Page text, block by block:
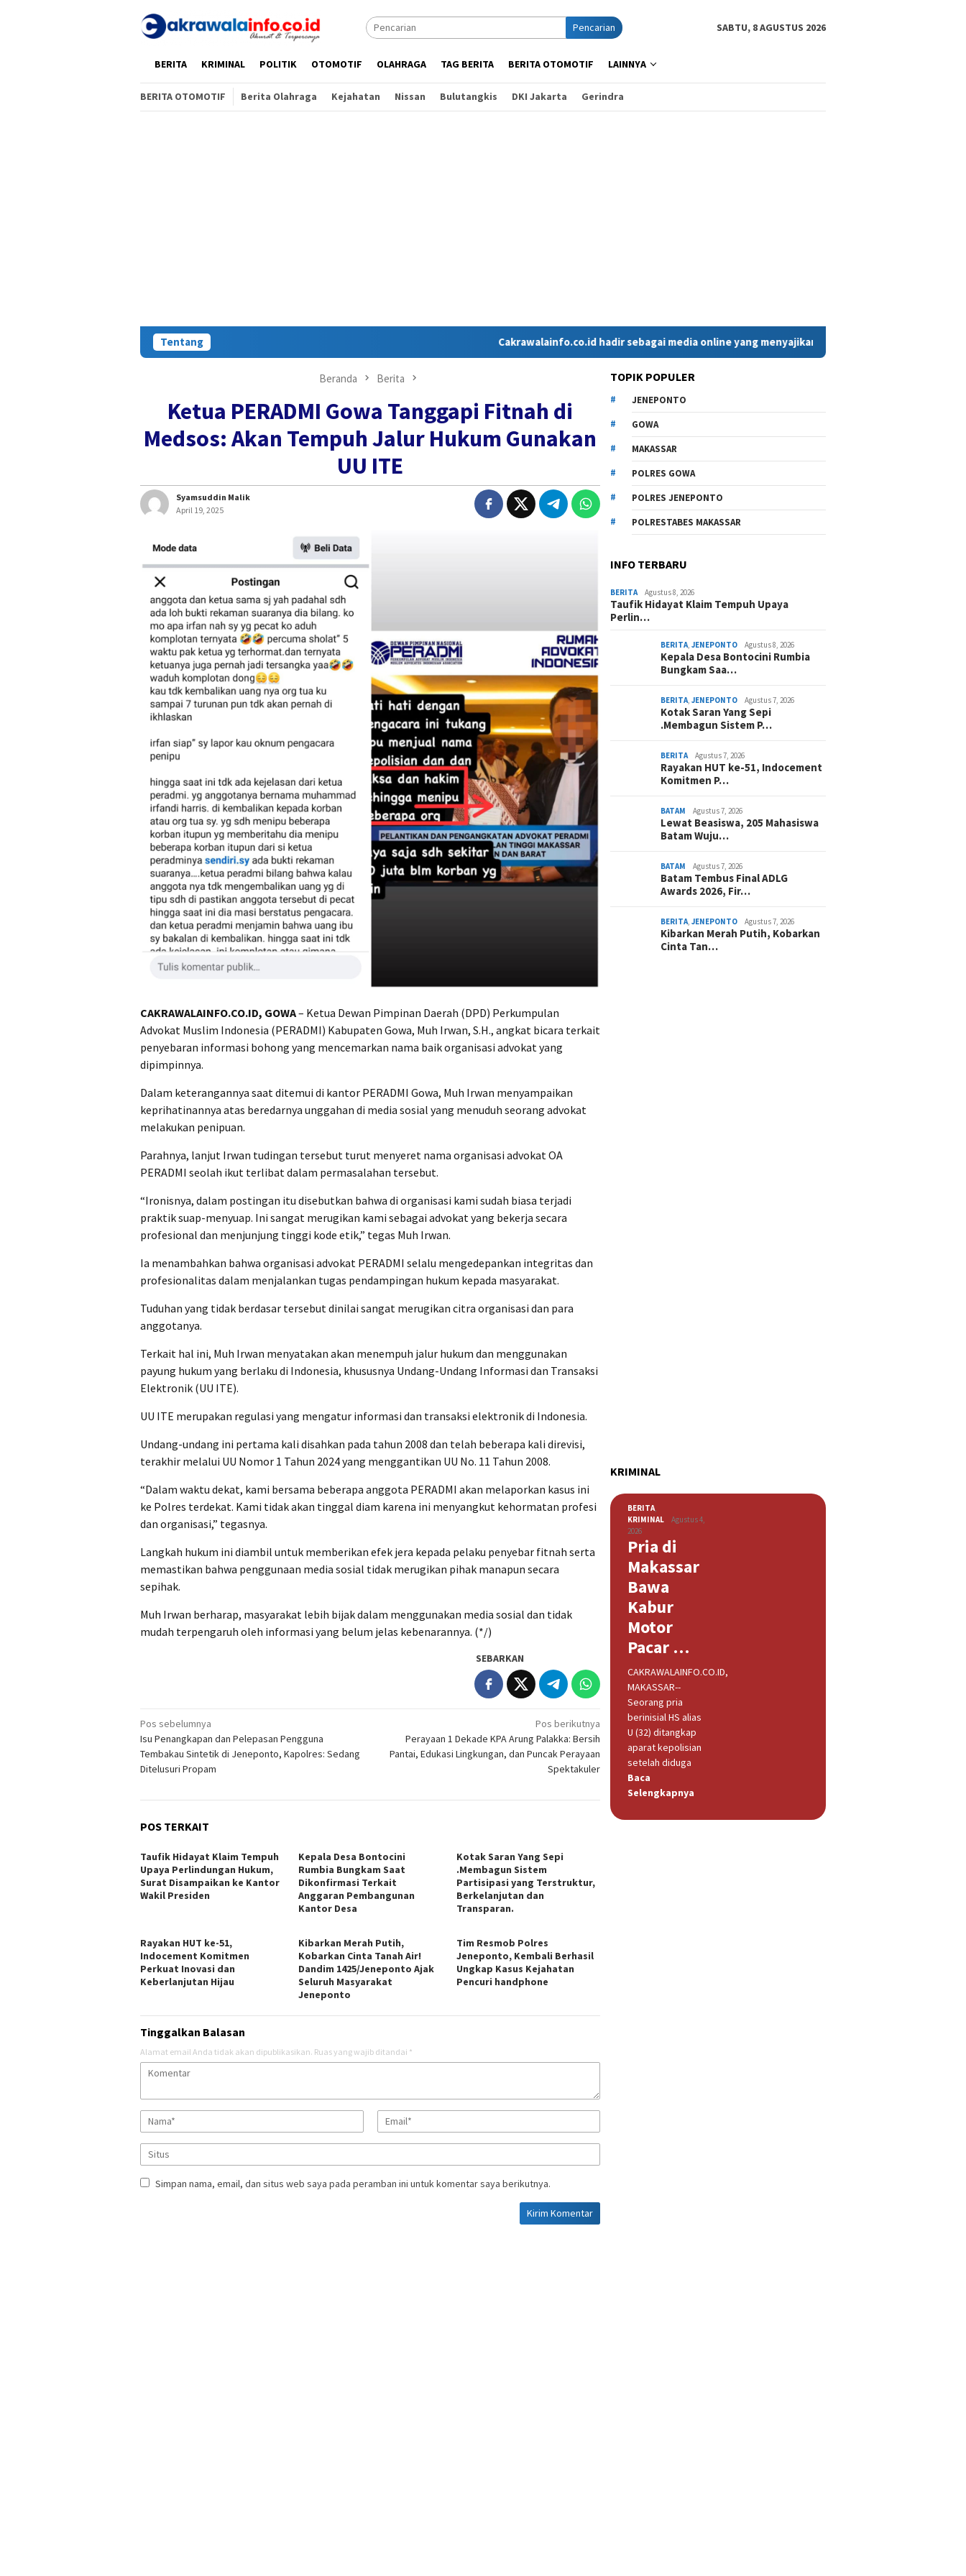
Pencarian SABTU, 8 AGUSTUS 2026
HOMEBERITA KRIMINAL POLITIK OTOMOTIF OLAHRAGA TAG BERITA BERITA OTOMOTIF LAINNYA
BERITA OTOMOTIF Berita Olahraga Kejahatan Nissan Bulutangkis DKI Jakarta Gerindra
Tentang Cakrawalainfo.co.id hadir sebagai media online yang menyajikan berita cepat, faktual, dan
Beranda Berita
Ketua PERADMI Gowa Tanggapi Fitnah di
Medsos: Akan Tempuh Jalur Hukum Gunakan
UU ITE
Syamsuddin Malik
April 19, 2025
CAKRAWALAINFO.CO.ID, GOWA– Ketua Dewan Pimpinan Daerah (DPD) Perkumpulan
Advokat Muslim Indonesia (PERADMI) Kabupaten Gowa, Muh Irwan, S.H., angkat bicara terkait
penyebaran informasi bohong yang mencemarkan nama baik organisasi advokat yang
dipimpinnya.
Dalam keterangannya saat ditemui di kantor PERADMI Gowa, Muh Irwan menyampaikan
keprihatinannya atas beredarnya unggahan di media sosial yang menuduh seorang advokat
melakukan penipuan.
Parahnya, lanjut Irwan tudingan tersebut turut menyeret nama organisasi advokat OA
PERADMI seolah ikut terlibat dalam permasalahan tersebut.
“Ironisnya, dalam postingan itu disebutkan bahwa di organisasi kami sudah biasa terjadi
praktik suap-menyuap. Ini sangat merugikan kami sebagai advokat yang bekerja secara
profesional dan menjunjung tinggi kode etik,” tegas Muh Irwan.
Ia menambahkan bahwa organisasi advokat PERADMI selalu mengedepankan integritas dan
profesionalitas dalam menjalankan tugas pendampingan hukum kepada masyarakat.
Tuduhan yang tidak berdasar tersebut dinilai sangat merugikan citra organisasi dan para
anggotanya.
Terkait hal ini, Muh Irwan menyatakan akan menempuh jalur hukum dan menggunakan
payung hukum yang berlaku di Indonesia, khususnya Undang-Undang Informasi dan Transaksi
Elektronik (UU ITE).
UU ITE merupakan regulasi yang mengatur informasi dan transaksi elektronik di Indonesia.
Undang-undang ini pertama kali disahkan pada tahun 2008 dan telah beberapa kali direvisi,
terakhir melalui UU Nomor 1 Tahun 2024 yang menggantikan UU No. 11 Tahun 2008.
“Dalam waktu dekat, kami bersama beberapa anggota PERADMI akan melaporkan kasus ini
ke Polres terdekat. Kami tidak akan tinggal diam karena ini menyangkut kehormatan profesi
dan organisasi,” tegasnya.
Langkah hukum ini diambil untuk memberikan efek jera kepada pelaku penyebar fitnah serta
memastikan bahwa penggunaan media sosial tidak merugikan pihak manapun secara
sepihak.
Muh Irwan berharap, masyarakat lebih bijak dalam menggunakan media sosial dan tidak
mudah terpengaruh oleh informasi yang belum jelas kebenarannya. (*/)
SEBARKAN
Navigasi
pos
Pos sebelumnya
Isu Penangkapan dan Pelepasan Pengguna
Tembakau Sintetik di Jeneponto, Kapolres: Sedang
Ditelusuri Propam
Pos berikutnya
Perayaan 1 Dekade KPA Arung Palakka: Bersih
Pantai, Edukasi Lingkungan, dan Puncak Perayaan
Spektakuler
POS TERKAIT
Taufik Hidayat Klaim Tempuh
Upaya Perlindungan Hukum,
Surat Disampaikan ke Kantor
Wakil Presiden
Kepala Desa Bontocini
Rumbia Bungkam Saat
Dikonfirmasi Terkait
Anggaran Pembangunan
Kantor Desa
Kotak Saran Yang Sepi
.Membagun Sistem
Partisipasi yang Terstruktur,
Berkelanjutan dan
Transparan.
Rayakan HUT ke-51,
Indocement Komitmen
Perkuat Inovasi dan
Keberlanjutan Hijau
Kibarkan Merah Putih,
Kobarkan Cinta Tanah Air!
Dandim 1425/Jeneponto Ajak
Seluruh Masyarakat
Jeneponto
Tim Resmob Polres
Jeneponto, Kembali Berhasil
Ungkap Kasus Kejahatan
Pencuri handphone
Tinggalkan Balasan
Alamat email Anda tidak akan dipublikasikan. Ruas yang wajib ditandai *
Simpan nama, email, dan situs web saya pada peramban ini untuk komentar saya berikutnya.
TOPIK POPULER
JENEPONTO
GOWA
MAKASSAR
POLRES GOWA
POLRES JENEPONTO
POLRESTABES MAKASSAR
INFO TERBARU
BERITA Agustus 8, 2026
Taufik Hidayat Klaim Tempuh Upaya
Perlin…
BERITA,JENEPONTO Agustus 8, 2026
Kepala Desa Bontocini Rumbia
Bungkam Saa…
BERITA,JENEPONTO Agustus 7, 2026
Kotak Saran Yang Sepi
.Membagun Sistem P…
BERITA Agustus 7, 2026
Rayakan HUT ke-51, Indocement
Komitmen P…
BATAM Agustus 7, 2026
Lewat Beasiswa, 205 Mahasiswa
Batam Wuju…
BATAM Agustus 7, 2026
Batam Tembus Final ADLG
Awards 2026, Fir…
BERITA,JENEPONTO Agustus 7, 2026
Kibarkan Merah Putih, Kobarkan
Cinta Tan…
KRIMINAL
BERITA,
KRIMINAL
Agustus 4,
2026
Pria di
Makassar
Bawa
Kabur
Motor
Pacar …
CAKRAWALAINFO.CO.ID,
MAKASSAR--
Seorang pria
berinisial HS alias
U (32) ditangkap
aparat kepolisian
setelah diduga
Baca
Selengkapnya